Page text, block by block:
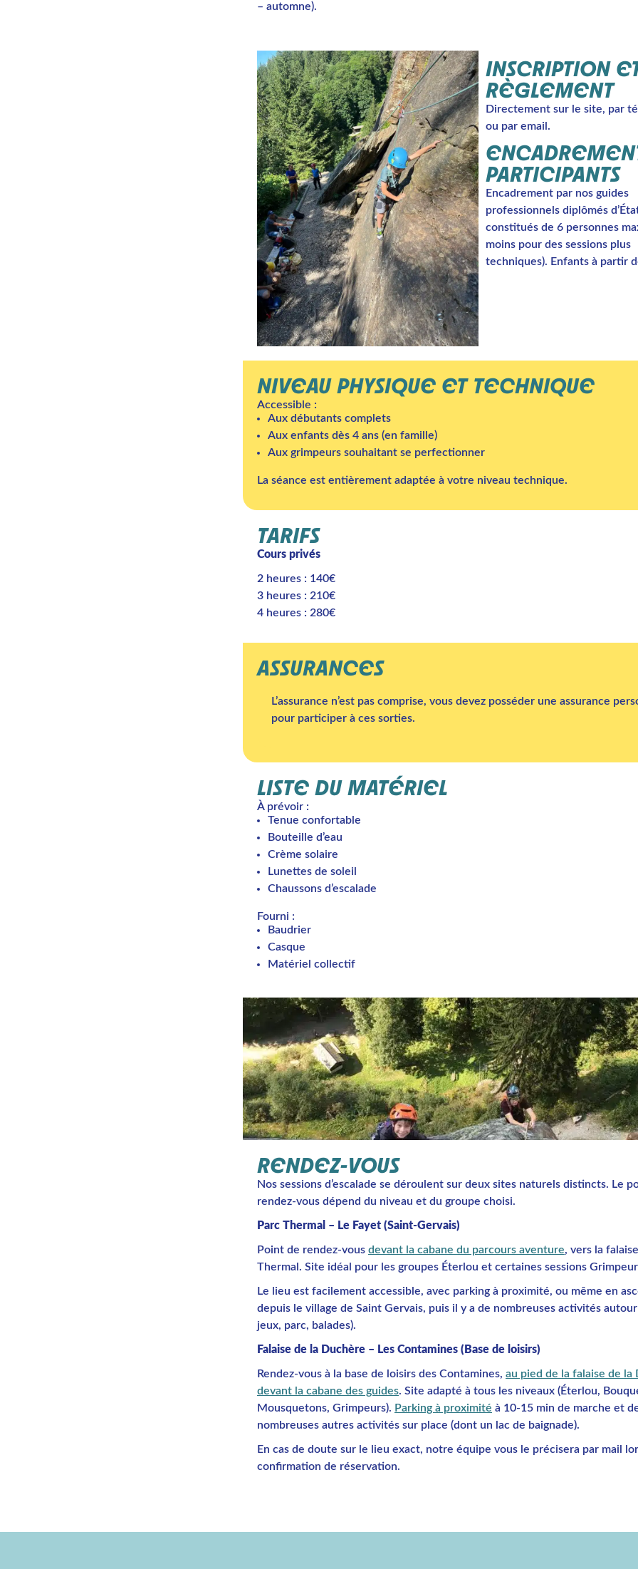
– automne).
INSCRIPTION
RÈGLEMENT
Directement sur le site, par
ou par email.
PARTICIPANTS
Encadrement par nos guides
professionnels diplômés
constitués de 6 personnes
moins pour des sessions plus
techniques). Enfants à partir
NIVEAU PHYSIQUE ET TECHNIQUE
Accessible :
Aux débutants complets
Aux enfants dès 4 ans (en famille)
Aux grimpeurs souhaitant se perfectionner
La séance est entièrement adaptée à votre niveau technique.
TARIFS
Cours privés
2 heures : 140€
3 heures : 210€
4 heures : 280€
ASSURANCES
L’assurance n’est pas comprise, vous devez posséder une assurance
pour participer à ces sorties.
LISTE DU MATÉRIEL
À prévoir :
Tenue confortable
Bouteille d’eau
Crème solaire
Lunettes de soleil
Chaussons d’escalade
Fourni :
Baudrier
Casque
Matériel collectif
RENDEZ-VOUS
Nos sessions d’escalade se déroulent sur deux sites naturels distincts. Le
rendez-vous dépend du niveau et du groupe choisi.
Parc Thermal – Le Fayet (Saint-Gervais)
Point de rendez-vous devant la cabane du parcours aventure, vers la
Thermal. Site idéal pour les groupes Éterlou et certaines sessions
Le lieu est facilement accessible, avec parking à proximité, ou même en
depuis le village de Saint Gervais, puis il y a de nombreuses activités
jeux, parc, balades).
Falaise de la Duchère – Les Contamines (Base de loisirs)
Rendez-vous à la base de loisirs des Contamines, au pied de la falaise de la
devant la cabane des guides. Site adapté à tous les niveaux (Éterlou,
Mousquetons, Grimpeurs). Parking à proximité à 10-15 min de marche et
nombreuses autres activités sur place (dont un lac de baignade).
En cas de doute sur le lieu exact, notre équipe vous le précisera par mail
confirmation de réservation.